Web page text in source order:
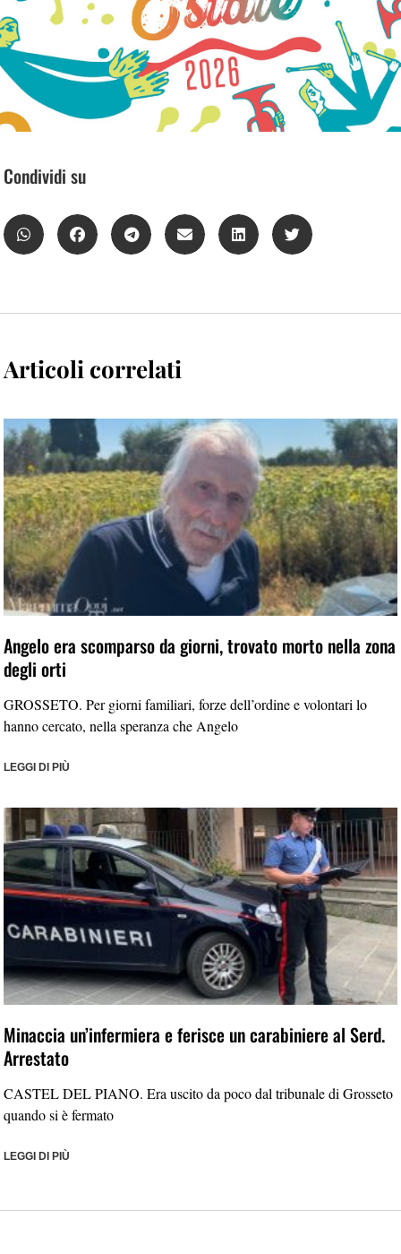
Condividi su
Articoli correlati
Angelo era scomparso da giorni, trovato morto nella zona
degli orti
GROSSETO. Per giorni familiari, forze dell’ordine e volontari lo
hanno cercato, nella speranza che Angelo
LEGGI DI PIÙ
Minaccia un’infermiera e ferisce un carabiniere al Serd.
Arrestato
CASTEL DEL PIANO. Era uscito da poco dal tribunale di Grosseto
quando si è fermato
LEGGI DI PIÙ